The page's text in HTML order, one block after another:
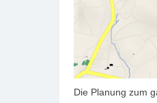
Die Planung zum